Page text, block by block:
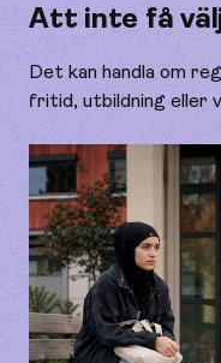
Att inte få
Det kan handla om
fritid, utbildning eller